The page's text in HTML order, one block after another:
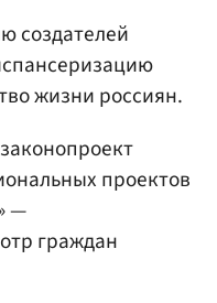
создателей
жизни россиян.
проектов
—
граждан